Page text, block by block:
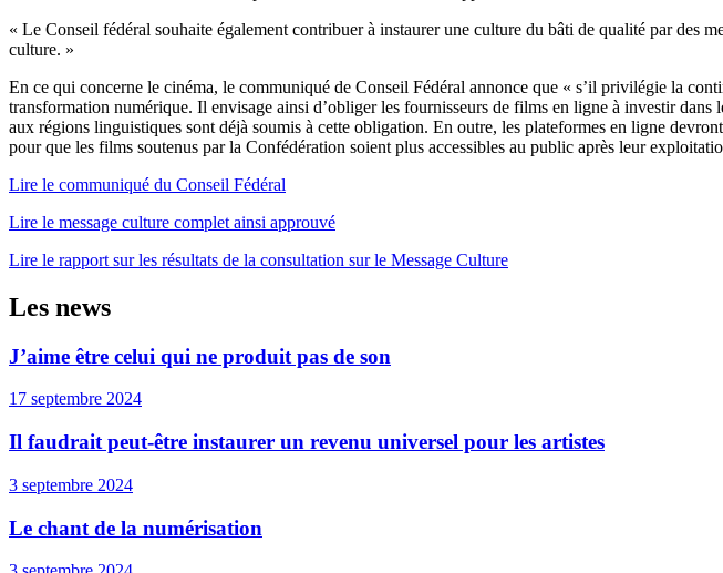
« Le Conseil fédéral souhaite également contribuer à instaurer une culture du bâti de qualité par des
culture. »
En ce qui concerne le cinéma, le communiqué de Conseil Fédéral annonce que « s’il privilégie la
transformation numérique. Il envisage ainsi d’obliger les fournisseurs de films en ligne à investir
aux régions linguistiques sont déjà soumis à cette obligation. En outre, les plateformes en ligne
pour que les films soutenus par la Confédération soient plus accessibles au public après leur
Lire le communiqué du Conseil Fédéral
Lire le message culture complet ainsi approuvé
Lire le rapport sur les résultats de la consultation sur le Message Culture
Les news
J’aime être celui qui ne produit pas de son
17 septembre 2024
Il faudrait peut-être instaurer un revenu universel pour les artistes
3 septembre 2024
Le chant de la numérisation